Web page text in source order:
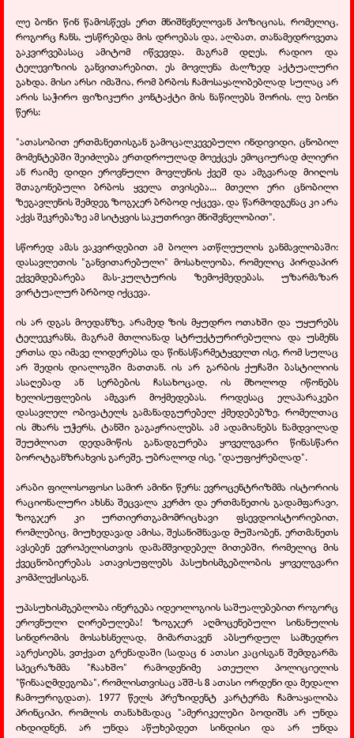
ლე ბონი წინ წამოსწევს ერთ მნიშნვნელოვან პოზიციას, რომელიც,
როგორც ჩანს, უსწრებდა მის დროებას და, ალბათ, თანამედროვეთა
გაკვირვებასაც ამიტომ იწვევდა. მაგრამ დღეს, რადიო და
ტელევიზიის განვითარებით, ეს მოვლენა ძალზედ აქტუალური
გახდა. მისი არსი იმაშია, რომ ბრბოს ჩამოსაყალიბებლად სულაც არ
არის საჭირო ფიზიკური კონტაქტი მის ნაწილებს შორის. ლე ბონი
წერს:
"ათასობით ერთმანეთისგან გამოცალკევებული ინდივიდი, ცნობილ
მომენტებში შეიძლება ერთდროულად მოექცეს ემოციურად ძლიერი
ან რაიმე დიდი ეროვნული მოვლენის ქვეშ და ამგვარად მიიღოს
შთაგონებული ბრბოს ყველა თვისება... მთელი ერი ცნობილი
ზეგავლენის შემდეგ ზოგჯერ ბრბოდ იქცევა, და წარმოდგენაც კი არა
აქვს შეკრებაზე ამ სიტყვის საკუთრივი მნიშვნელობით".
სწორედ ამას ვაკვირდებით ამ ბოლო ათწლეულის განმავლობაში:
დასავლეთის "განვითარებული" მოსახლეობა, რომელიც პირდაპირ
ექვემდებარება მას-კულტურის ზემოქმედებას, უზარმაზარ
ვირტუალურ ბრბოდ იქცევა.
ის არ დგას მოედანზე, არამედ ზის მყუდრო ოთახში და უყურებს
ტელეეკრანს, მაგრამ მთლიანად სტრუქტურირებულია და უსმენს
ერთსა და იმავე ლიდერებსა და წინასწარმეტყველთ ისე, რომ სულაც
არ შედის დიალოგში მათთან. ის არ გარბის ქუჩაში ბასტილიის
ასაღებად ან სერბების ჩასახოცად, ის მხოლოდ იწონებს
ხელისუფლების ამგვარ მოქმედებას. როდესაც ელაპარაკები
დასავლელ ობივატელს გამანადგურებელ ქმედებებზე, რომელთაც
ის მხარს უჭერს, ტანში გაგაჟრიალებს. ამ ადამიანებს ნამდვილად
შეუძლიათ დედამიწის განადგურება ყოველგვარი წინასწარი
ბოროტგანზრახვის გარეშე, უბრალოდ ისე, "დაუფიქრებლად".
არაბი ფილოსოფოსი სამირ ამინი წერს: ევროცენტრიზმმა ისტორიის
რაციონალური ახსნა შეცვალა კერძო და ერთმანეთის გადამფარავი,
ზოგჯერ კი ურთიერთგამომრიცხავი ფსევდოისტორიებით,
რომლებიც, მიუხედავად ამისა, შესანიშნავად მუშაობენ, ერთმანეთს
ავსებენ ევროპელისთვის დამამშვიდებელ მითებში, რომელიც მის
ქვეცნობიერებას ათავისუფლებს პასუხისმგებლობის ყოველგვარი
კომპლექსისგან.
უპასუხისმგებლობა ინერგება იდეოლოგიის საშუალებებით როგორც
ეროვნული ღირებულება! ზოგჯერ აღმოცენებული სინანულის
სინდრომის მოსახსნელად, მიმართავენ აბსურდულ სამხედრო
აგრესიებს, ვთქვათ გრენადაში (სადაც 6 ათასი კაცისგან შემდგარმა
სპეცრაზმმა "ჩაახშო" რამოდენიმე ათეული პოლიციელის
"წინააღმდეგობა", რომლისთვისაც აშშ-ს 8 ათასი ორდენი და მედალი
ჩამოურიგდათ). 1977 წელს პრეზიდენტ კარტერმა ჩამოაყალიბა
პრინციპი, რომლის თანახმადაც "ამერიკელები ბოდიშს არ უნდა
იხდიდნენ, არ უნდა აწუხებდეთ სინდისი და არ უნდა